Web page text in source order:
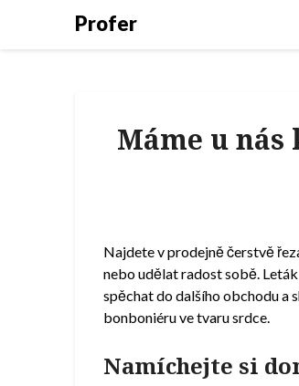
Profer
Máme u
Najdete v prodejně čerstvě
nebo udělat radost sobě.
spěchat do dalšího obchodu a
bonboniéru ve tvaru srdce.
Namíchejte si